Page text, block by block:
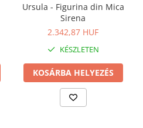
Ursula - Figurina din Mica
Sirena
2.342,87 HUF
KÉSZLETEN
KOSÁRBA HELYEZÉS